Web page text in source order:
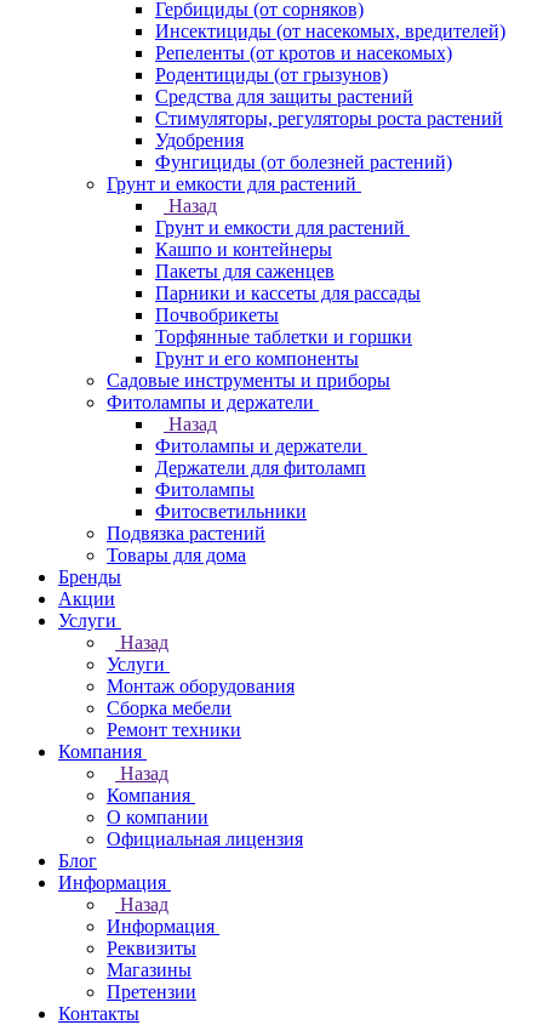
Гербициды (от сорняков)
Инсектициды (от насекомых, вредителей)
Репеленты (от кротов и насекомых)
Родентициды (от грызунов)
Средства для защиты растений
Стимуляторы, регуляторы роста растений
Удобрения
Фунгициды (от болезней растений)
Грунт и емкости для растений
Назад
Грунт и емкости для растений
Кашпо и контейнеры
Пакеты для саженцев
Парники и кассеты для рассады
Почвобрикеты
Торфянные таблетки и горшки
Грунт и его компоненты
Садовые инструменты и приборы
Фитолампы и держатели
Назад
Фитолампы и держатели
Держатели для фитоламп
Фитолампы
Фитосветильники
Подвязка растений
Товары для дома
Бренды
Акции
Услуги
Назад
Услуги
Монтаж оборудования
Сборка мебели
Ремонт техники
Компания
Назад
Компания
О компании
Официальная лицензия
Блог
Информация
Назад
Информация
Реквизиты
Магазины
Претензии
Контакты